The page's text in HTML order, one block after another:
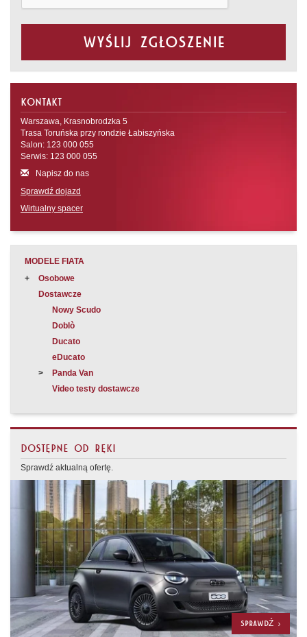
Wyślij zgłoszenie
KONTAKT
Warszawa, Krasnobrodzka 5
Trasa Toruńska przy rondzie Łabiszyńska
Salon: 123 000 055
Serwis: 123 000 055
Napisz do nas
Sprawdź dojazd
Wirtualny spacer
MODELE FIATA
Osobowe
Dostawcze
Nowy Scudo
Doblò
Ducato
eDucato
Panda Van
Video testy dostawcze
DOSTĘPNE OD RĘKI
Sprawdź aktualną ofertę.
SPRAWDŹ >